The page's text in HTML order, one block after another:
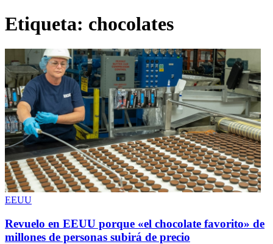
Etiqueta: chocolates
EEUU
Revuelo en EEUU porque «el chocolate favorito» de
millones de personas subirá de precio